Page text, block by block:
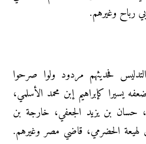
رباح وغيرهم.
فحديثهم مردود ولوا صرحوا
يسيرا كإبراهيم إبن محمد الأسلمي،
حسان بن يزيد الجعفي، خارجة بن
لهيعة الحضرمي، قاضي مصر وغيرهم.